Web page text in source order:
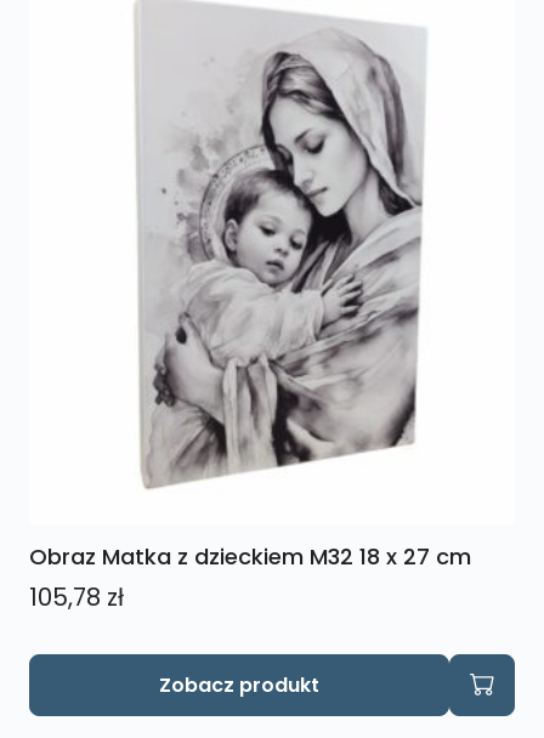
Obraz Matka z dzieckiem M32 18 x 27 cm
105,78 zł
Zobacz produkt